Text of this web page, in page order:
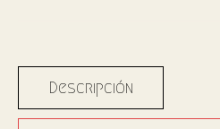
Descripción